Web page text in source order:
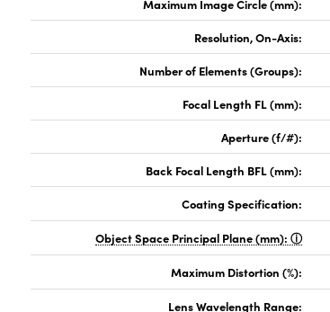
Maximum Image Circle (mm):
Resolution, On-Axis:
Number of Elements (Groups):
Focal Length FL (mm):
Aperture (f/#):
Back Focal Length BFL (mm):
Coating Specification:
Object Space Principal Plane (mm):
Maximum Distortion (%):
Lens Wavelength Range: